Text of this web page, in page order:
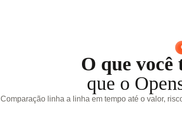
O que você
que o
Comparação linha a linha em tempo até o valor,